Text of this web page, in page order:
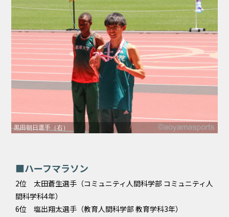
黒田朝日選手（右）
■ハーフマラソン
2位 太田蒼生選手（コミュニティ人間科学部 コミュニティ人
間科学科4年）
6位 塩出翔太選手（教育人間科学部 教育学科3年）